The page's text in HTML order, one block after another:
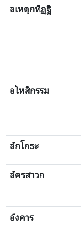
อเหตุกทิฏฐิ
อโหสิกรรม
อักโกธะ
อัครสาวก
อังคาร